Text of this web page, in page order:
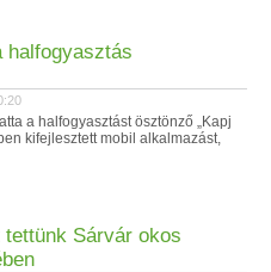
halfogyasztás
a halfogyasztást ösztönző „Kapj
kifejlesztett mobil alkalmazást,
Sárvár okos